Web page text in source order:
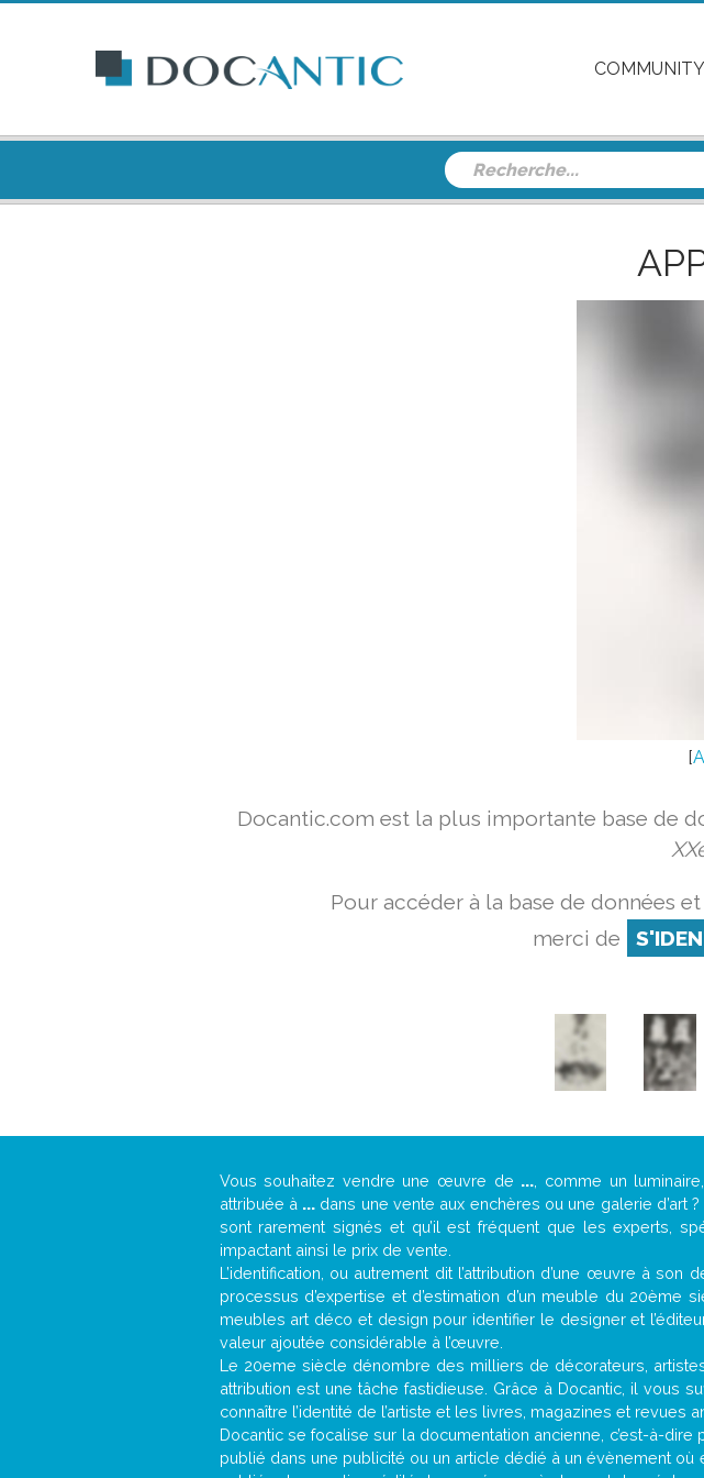
COMMUNITY
[
Docantic.com est la plus importante base de
Pour accéder à la base de données
merci de
Vous souhaitez vendre une œuvre de ... , comme un
attribuée à ... dans une vente aux enchères ou une galerie d’art
sont rarement signés et qu’il est fréquent que les experts,
impactant ainsi le prix de vente.
L’identification, ou autrement dit l’attribution d’une œuvre à
processus d’expertise et d’estimation d’un meuble du
meubles art déco et design pour identifier le designer et
valeur ajoutée considérable à l’œuvre.
Le 20eme siècle dénombre des milliers de décorateurs,
attribution est une tâche fastidieuse. Grâce à Docantic, il vous
connaître l’identité de l’artiste et les livres, magazines et revues
Docantic se focalise sur la documentation ancienne, c’est-à-
publié dans une publicité ou un article dédié à un évènement